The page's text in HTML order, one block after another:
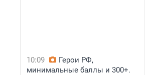
10:09
Герои РФ,
минимальные баллы и 300+.